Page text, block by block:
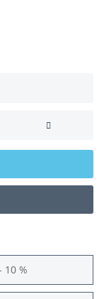
10 %